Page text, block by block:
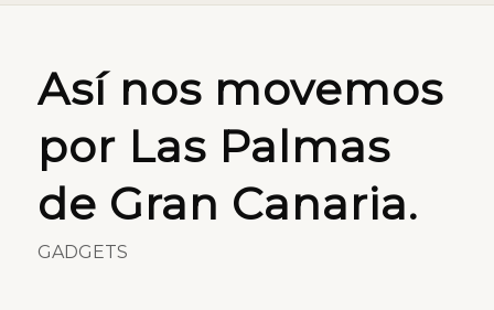
Así nos movemos
por Las Palmas
de Gran Canaria.
GADGETS